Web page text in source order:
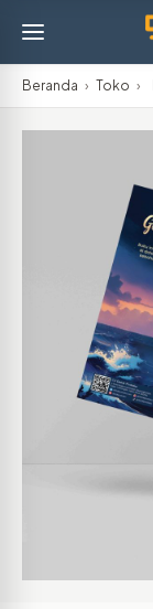
Beranda › Toko ›